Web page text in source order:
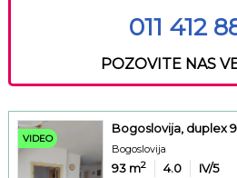
011 412
POZOVITE NAS
VIDEO
Bogoslovija, duplex
Bogoslovija
93 m2 4.0 IV/5